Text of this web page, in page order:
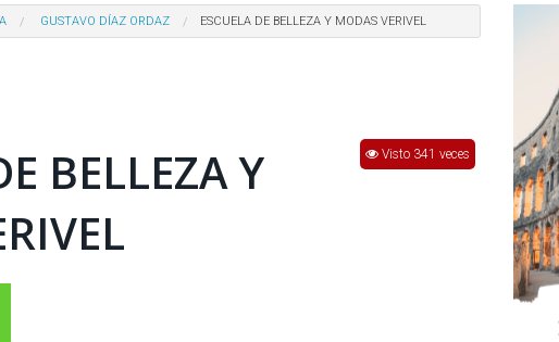
GUSTAVO DÍAZ ORDAZ ESCUELA DE BELLEZA Y MODAS VERIVEL
BELLEZA Y
Visto 341 veces